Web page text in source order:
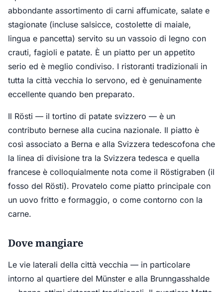
abbondante assortimento di carni affumicate, salate e
stagionate (incluse salsicce, costolette di maiale,
lingua e pancetta) servito su un vassoio di legno con
crauti, fagioli e patate. È un piatto per un appetito
serio ed è meglio condiviso. I ristoranti tradizionali in
tutta la città vecchia lo servono, ed è genuinamente
eccellente quando ben preparato.
Il Rösti — il tortino di patate svizzero — è un
contributo bernese alla cucina nazionale. Il piatto è
così associato a Berna e alla Svizzera tedescofona che
la linea di divisione tra la Svizzera tedesca e quella
francese è colloquialmente nota come il Röstigraben (il
fosso del Rösti). Provatelo come piatto principale con
un uovo fritto e formaggio, o come contorno con la
carne.
Dove mangiare
Le vie laterali della città vecchia — in particolare
intorno al quartiere del Münster e alla Brunngasshalde